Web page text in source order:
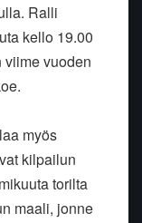
Ralli
kello 19.00
vuoden
myös
kilpailun
torilta
maali, jonne